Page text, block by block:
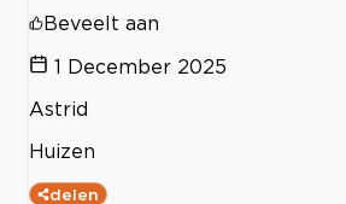
Beveelt aan
1 December 2025
Astrid
Huizen
delen